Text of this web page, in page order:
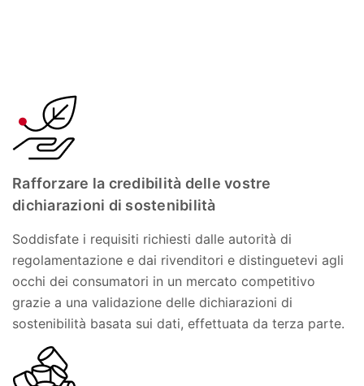
Rafforzare la credibilità delle vostre
dichiarazioni di sostenibilità
Soddisfate i requisiti richiesti dalle autorità di
regolamentazione e dai rivenditori e distinguetevi agli
occhi dei consumatori in un mercato competitivo
grazie a una validazione delle dichiarazioni di
sostenibilità basata sui dati, effettuata da terza parte.